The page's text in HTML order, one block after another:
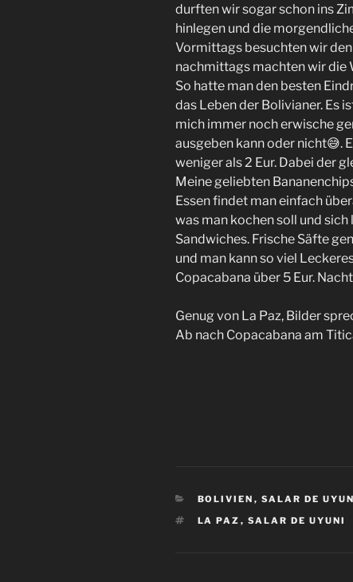
durften wir sogar schon ins
hinlegen und die
Vormittags besuchten wir
nachmittags machten wir die
So hatte man den besten
das Leben der Bolivianer. Es
mich immer noch erwische
ausgeben kann oder nicht😅.
weniger als 2 Eur. Dabei der
Meine geliebten
Essen findet man einfach
was man kochen soll und sich
Sandwiches. Frische Säfte
und man kann so viel
Copacabana über 5 Eur.
Genug von La Paz, Bilder
Ab nach Copacabana am
KATEGORIEN
BOLIVIEN , SALAR DE
SCHLAGWÖRTER
LA PAZ , SALAR DE UYUNI